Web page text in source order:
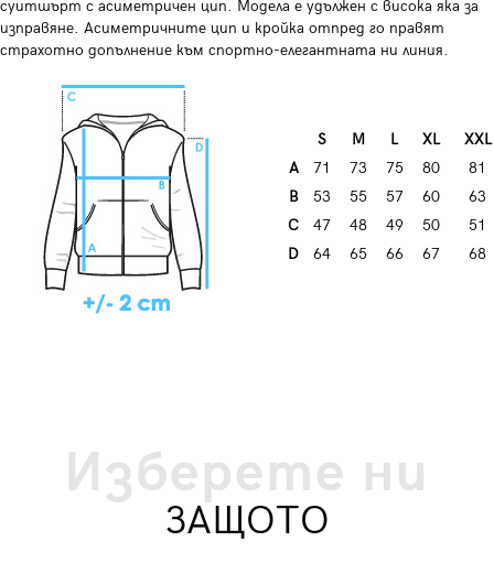
суитшърт с асиметричен цип. Модела е удължен с висока яка за
изправяне. Асиметричните цип и кройка отпред го правят
страхотно допълнение към спортно-елегантната ни линия.
S M L XL
XXL
A
71 73 75 80
81
B
53 55 57 60
63
C
47 48 49 50
51
D
64 65 66 67 68
Изберете ни
ЗАЩОТО